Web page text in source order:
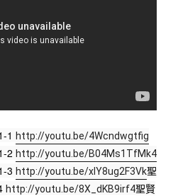
1 http://youtu.be/4Wcndwgtfig
2 http://youtu.be/B04Ms1TfMk4
3 http://youtu.be/xIY8ug2F3Vk聖
http://youtu.be/8X_dKB9irf4聖賢